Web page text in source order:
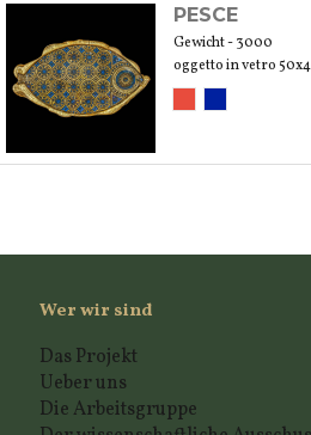
PESCE
Gewicht - 3000
oggetto in vetro
Wer wir sind
Das Projekt
Ueber uns
Die Arbeitsgruppe